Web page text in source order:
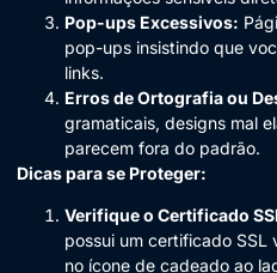
Pop-ups Excessivos:
pop-ups insistindo que
links.
Erros de Ortografia ou
gramaticais, designs mal
parecem fora do padrão.
Dicas para se Proteger:
Verifique o Certificado
possui um certificado SSL
no ícone de cadeado ao